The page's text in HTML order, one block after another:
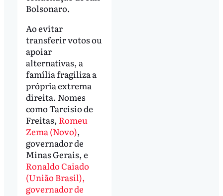
Bolsonaro.
Ao evitar
transferir votos ou
apoiar
alternativas, a
família fragiliza a
própria extrema
direita. Nomes
como Tarcísio de
Freitas, Romeu
Zema (Novo),
governador de
Minas Gerais, e
Ronaldo Caiado
(União Brasil),
governador de